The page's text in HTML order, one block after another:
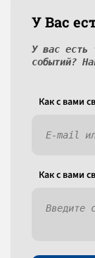
У Вас
У вас есть
событий?
Как c вами
Как c вами